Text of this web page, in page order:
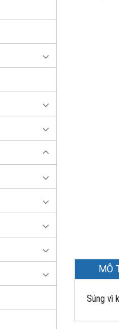
MÔ
Súng vì